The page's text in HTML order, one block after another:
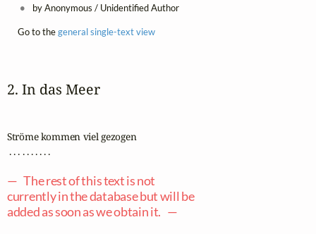
by Anonymous / Unidentified Author
Go to thegeneral single-text view
2. In das Meer
Ströme kommen viel gezogen
. . . . . . . . . .
— The rest of this text is not
currently in the database but will be
added as soon as we obtain it. —